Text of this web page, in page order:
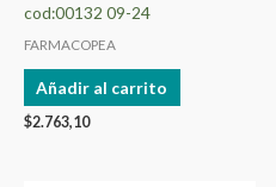
cod:00132 09-24
FARMACOPEA
Añadir al carrito
$2.763,10